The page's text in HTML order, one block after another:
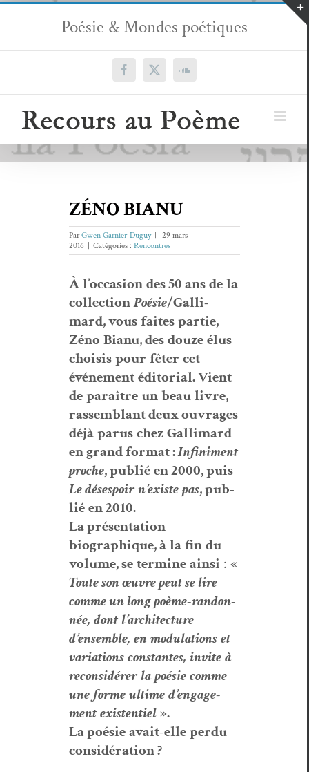
Passer
contenu
Poésie & Mondes poétiques
Facebook
X SoundCloud
ZÉNO BIANU
ParGwen Garnier-Duguy
29 mars
2016
Catégories : Rencontres
Àl’occa­siondes50ansdela
col­lec­tionPoésie/Gal­li­
mard,vous faitespar­tie,
Zéno Bianu,desdouzeélus
choi­sispour fêter cet
événe­mentédi­to­r­i­al.Vient
deparaîtreunbeaulivre,
rassem­blantdeux ouvrages
déjàparuschezGalli­mard
en grand for­mat :Infin­i­ment
proche, pub­liéen2000,puis
Le désespoirn’existepas, pub­
liéen2010.
La présen­ta­tion
biographique,àlafindu
vol­ume,seter­mineain­si : «
Toute sonœuvrepeut se lire
comme un long poème-ran­don­
née, dontl’archi­tec­ture
d’ensem­ble, enmod­u­la­tionset
vari­a­tionscon­stantes, inviteà
recon­sid­ér­erlapoésiecomme
uneformeultimed’engage­
mentexis­ten­tiel».
La poésieavait-elleper­du
con­sid­éra­tion?